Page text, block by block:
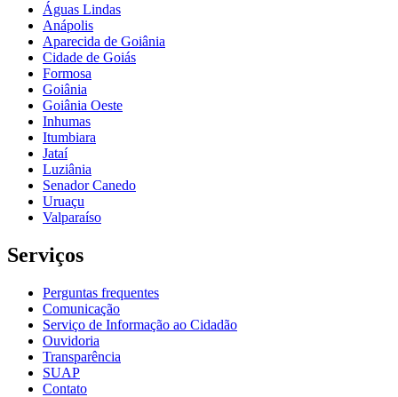
Águas Lindas
Anápolis
Aparecida de Goiânia
Cidade de Goiás
Formosa
Goiânia
Goiânia Oeste
Inhumas
Itumbiara
Jataí
Luziânia
Senador Canedo
Uruaçu
Valparaíso
Serviços
Perguntas frequentes
Comunicação
Serviço de Informação ao Cidadão
Ouvidoria
Transparência
SUAP
Contato